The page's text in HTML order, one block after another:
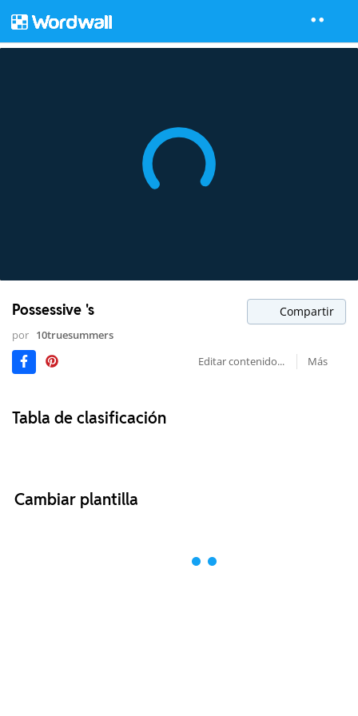
Possessive 's Compartir
por 10truesummers
Editar contenido...
Más
Tabla de clasificación
Cambiar plantilla